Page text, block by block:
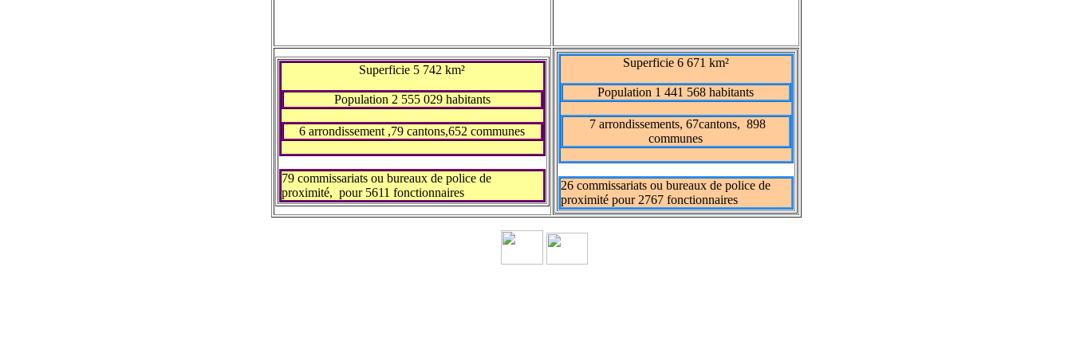
Superficie 5 742 km²
Population 2 555 029 habitants
6 arrondissement ,79 cantons,652 communes
79 commissariats ou bureaux de police de
proximité, pour 5611 fonctionnaires
Superficie 6 671 km²
Population 1 441 568 habitants
7 arrondissements, 67cantons, 898
communes
26 commissariats ou bureaux de police de
proximité pour 2767 fonctionnaires